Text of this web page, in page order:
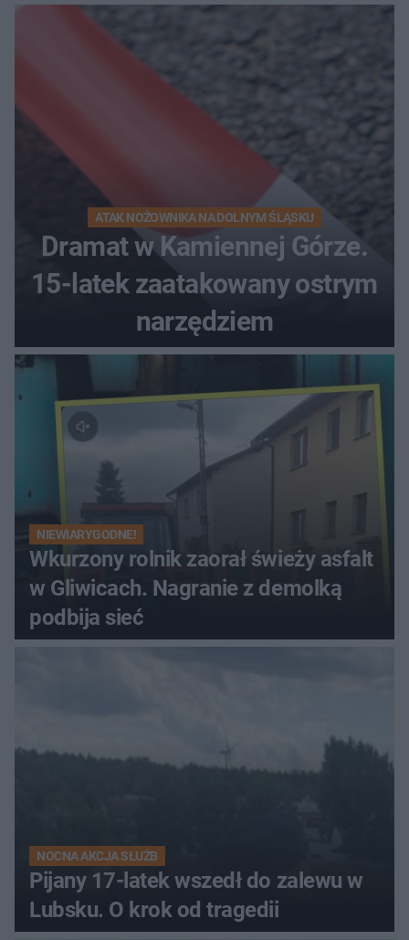
kierunek na urlop!
ATAK NOŻOWNIKA NA DOLNYM ŚLĄSKU
Dramat w Kamiennej Górze.
15-latek zaatakowany ostrym
narzędziem
NIEWIARYGODNE!
Wkurzony rolnik zaorał świeży asfalt
w Gliwicach. Nagranie z demolką
podbija sieć
NOCNA AKCJA SŁUŻB
Pijany 17-latek wszedł do zalewu w
Lubsku. O krok od tragedii